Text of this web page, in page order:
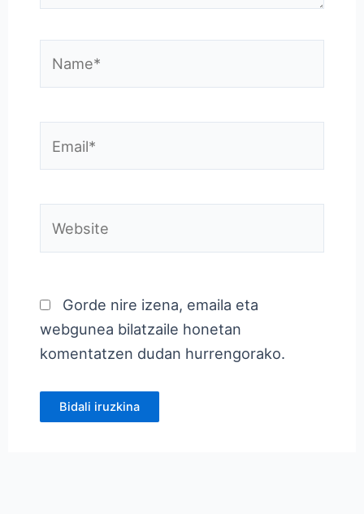
Gorde nire izena, emaila eta
webgunea bilatzaile honetan
komentatzen dudan hurrengorako.